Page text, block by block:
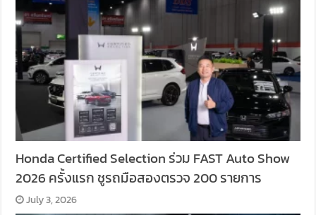
Honda Certified Selection ร่วม FAST Auto Show
2026 ครั้งแรก ชูรถมือสองตรวจ 200 รายการ
July 3, 2026